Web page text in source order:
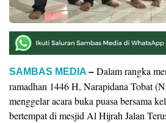
SAMBAS MEDIA – Dalam rangka
ramadhan 1446 H, Narapidana Tobat
menggelar acara buka puasa bersama
bertempat di mesjid Al Hijrah Jalan